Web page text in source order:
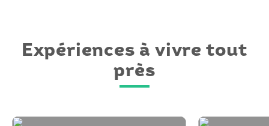
Expériences à vivre tout
près